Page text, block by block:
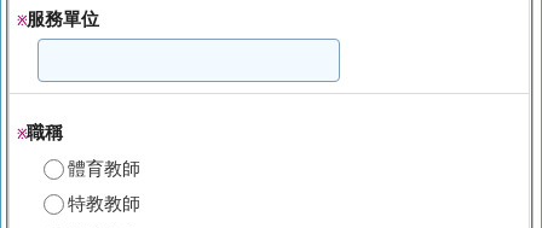
※服務單位
※職稱
體育教師
特教教師